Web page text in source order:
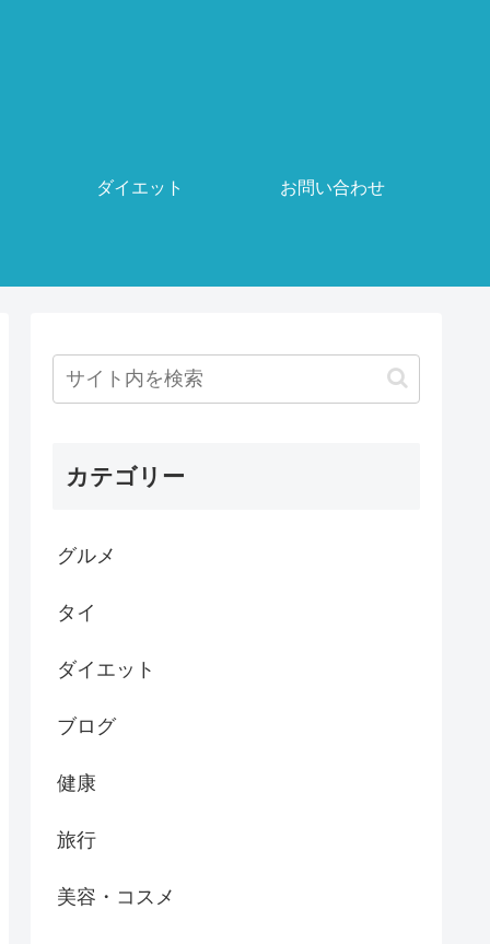
ダイエット お問い合わせ
カテゴリー
グルメ
タイ
ダイエット
ブログ
健康
旅行
美容・コスメ